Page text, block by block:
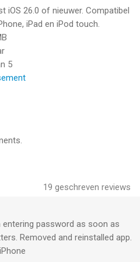
ongoing tickets directly from the
for use.
iOS 26.0 of nieuwer. Compatibel
iPad en iPod touch.
5
19 geschreven reviews
password as soon as
Removed and reinstalled app.